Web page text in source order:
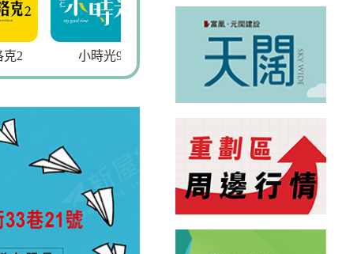
小時光9 巴黎上品6 玉安皇院